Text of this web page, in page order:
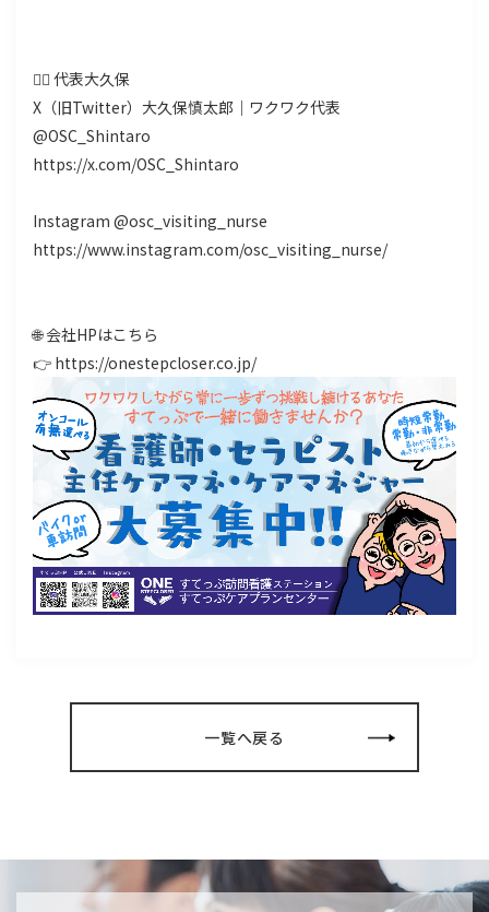
👨‍⚕️ 代表大久保
X（旧Twitter）大久保慎太郎｜ワクワク代表
@OSC_Shintaro
https://x.com/OSC_Shintaro
Instagram @osc_visiting_nurse
https://www.instagram.com/osc_visiting_nurse/
🌐 会社HPはこちら
👉 https://onestepcloser.co.jp/
一覧へ戻る